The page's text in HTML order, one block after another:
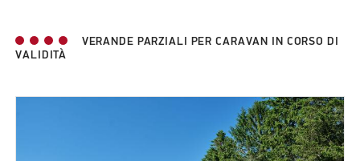
VERANDE PARZIALI PER CARAVAN IN CORSO DI
VALIDITÀ